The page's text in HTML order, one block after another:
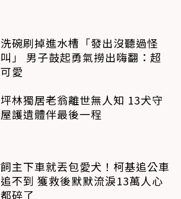
洗碗刷掉進水槽「發出沒聽過怪
叫」 男子鼓起勇氣撈出嗨翻：超
可愛
坪林獨居老翁離世無人知 13犬守
屋護遺體伴最後一程
飼主下車就丟包愛犬！柯基追公車
追不到 獲救後默默流淚13萬人心
都碎了